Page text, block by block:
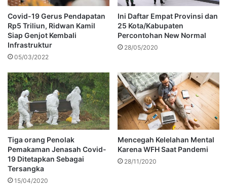
Covid-19 Gerus Pendapatan
Rp5 Triliun, Ridwan Kamil
Siap Genjot Kembali
Infrastruktur
05/03/2022
Ini Daftar Empat Provinsi dan
25 Kota/Kabupaten
Percontohan New Normal
28/05/2020
Tiga orang Penolak
Pemakaman Jenasah Covid-
19 Ditetapkan Sebagai
Tersangka
15/04/2020
Mencegah Kelelahan Mental
Karena WFH Saat Pandemi
28/11/2020